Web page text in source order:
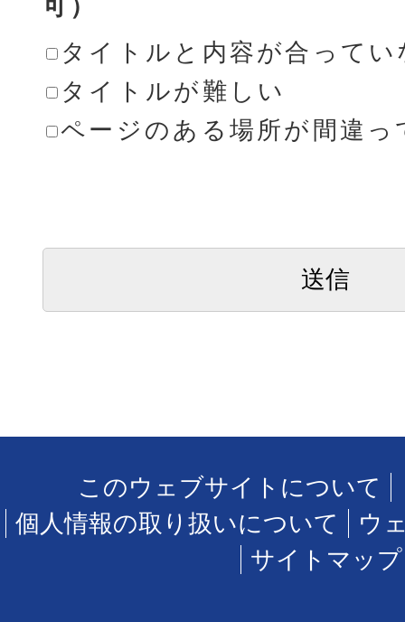
タイトルと内容が合ってい
タイトルが難しい
ページのある場所が間違っ
このウェブサイトについて
個人情報の取り扱いについて
ウ
サイトマップ